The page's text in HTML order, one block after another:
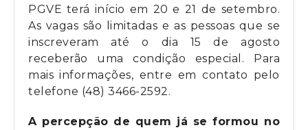
PGVE terá início em 20 e 21 de setembro.
As vagas são limitadas e as pessoas que se
inscreveram até o dia 15 de agosto
receberão uma condição especial. Para
mais informações, entre em contato pelo
telefone (48) 3466-2592.
A percepção de quem já se formou no